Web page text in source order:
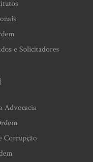
e Solicitadores
Advocacia
Corrupção